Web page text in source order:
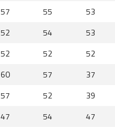
57 55
53
52 54
53
52 52
52
60 57
37
57 52
39
47 54
47